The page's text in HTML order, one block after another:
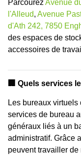
Parcourez Avenue
l'Alleud, Avenue
d'Ath 242, 7850
des espaces de
accessoires de
🏢 Quels services
Les bureaux
services de bureau
généraux liés à un
administratif. Grâce
peuvent travailler